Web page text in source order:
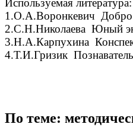
Используемая литература:
1.О.А.Воронкевич Добро
2.С.Н.Николаева Юный
3.Н.А.Карпухина
4.Т.И.Гризик
По теме: